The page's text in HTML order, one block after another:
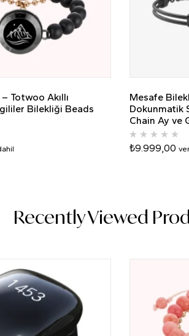
Totwoo Akıllı
Bilekliği Beads
Mesafe
Dokunmatik
Chain Ay ve
₺9.999,00
Recently Viewed